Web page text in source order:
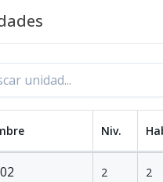
Niv.
2 2